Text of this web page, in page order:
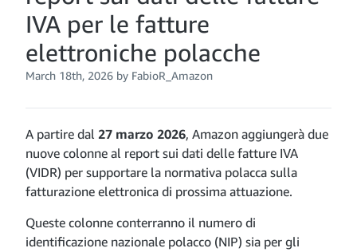
IVA per le fatture
elettroniche polacche
March 18th, 2026 by FabioR_Amazon
A partire dal 27 marzo 2026, Amazon aggiungerà due
nuove colonne al report sui dati delle fatture IVA
(VIDR) per supportare la normativa polacca sulla
fatturazione elettronica di prossima attuazione.
Queste colonne conterranno il numero di
identificazione nazionale polacco (NIP) sia per gli